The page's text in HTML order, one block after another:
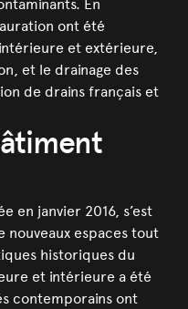
En
ont été
et extérieure,
et le drainage des
de drains français et
en janvier 2016, s’est
espaces tout
historiques du
et intérieure a été
contemporains ont